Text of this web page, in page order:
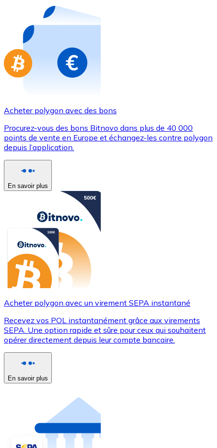
Nouveau
Achetez des cartes-cadeaux de vos marques
Aller à la boutique de cartes-cadeaux
Acheter polygon avec des bons
Procurez-vous des bons Bitnovo dans plus de 40 000
points de vente en Europe et échangez-les contre polygon
depuis l’application.
En savoir plus
Acheter polygon avec un virement SEPA instantané
Recevez vos POL instantanément grâce aux virements
SEPA. Une option rapide et sûre pour ceux qui souhaitent
opérer directement depuis leur compte bancaire.
En savoir plus